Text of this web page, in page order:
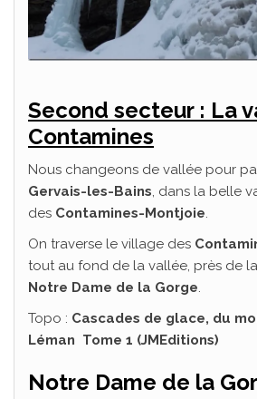
Second secteur : La
Contamines
Nous changeons de vallée pour
Gervais-les-Bains, dans la belle
des Contamines-Montjoie.
On traverse le village des
tout au fond de la vallée, près de
Notre Dame de la Gorge.
Topo : Cascades de glace, du
Léman Tome 1 (JMEditions)
Notre Dame de la